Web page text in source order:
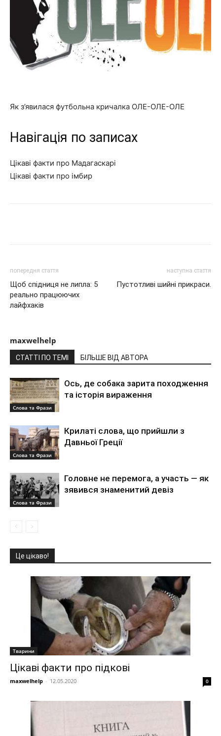
Як з’явилася футбольна кричалка ОЛЕ-ОЛЕ-ОЛЕ
Навігація по записах
Цікаві факти про Мадагаскарі
Цікаві факти про імбир
попередня стаття
Щоб спідниця не липла: 5
реально працюючих
лайфхаків
наступна стаття
Пустотливі шийні прикраси.
maxwelhelp
СТАТТІ ПО ТЕМІ БІЛЬШЕ ВІД АВТОРА
Слова та Фрази
Ось, де собака зарита походження
та історія вираження
Слова та Фрази
Крилаті слова, що прийшли з
Давньої Греції
Слова та Фрази
Головне не перемога, а участь — як
зявився знаменитий девіз
Це цікаво!
Тварини
Цікаві факти про підкові
maxwelhelp - 12.05.2020 0